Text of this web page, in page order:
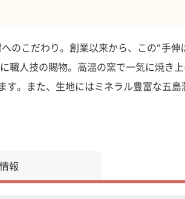
のこだわり。創業以来から、この“手
職人技の賜物。高温の窯で一気に焼き
。また、生地にはミネラル豊富な五
報